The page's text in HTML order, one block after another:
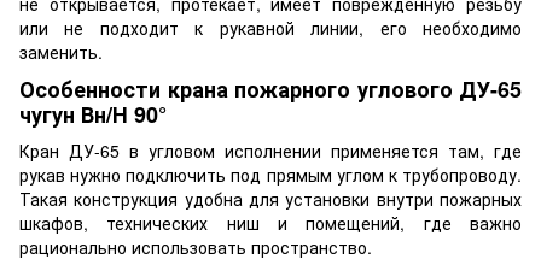
или не подходит к рукавной линии, его необходимо
заменить.
Особенности крана пожарного углового ДУ-65
чугун Вн/Н 90°
Кран ДУ-65 в угловом исполнении применяется там, где
рукав нужно подключить под прямым углом к трубопроводу.
Такая конструкция удобна для установки внутри пожарных
шкафов, технических ниш и помещений, где важно
рационально использовать пространство.